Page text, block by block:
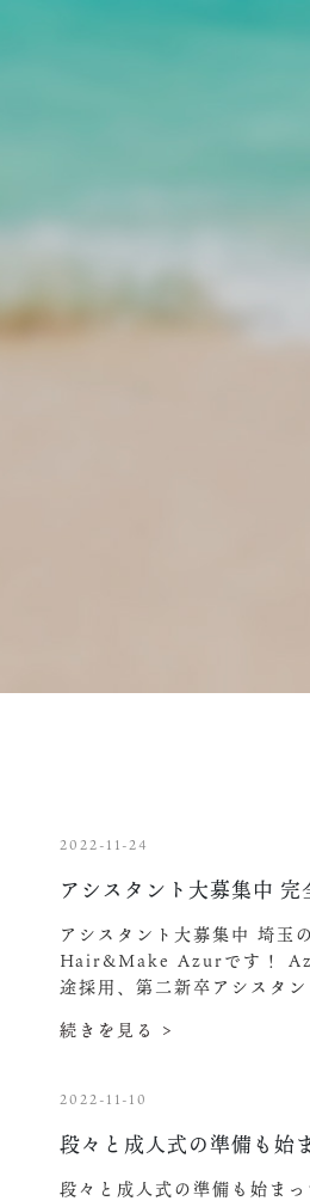
2022-11-24
アシスタント大募集中️
アシスタント大募集中️ 埼玉
Hair&Make Azurです！
途採用、第二新卒アシスタ
続きを見る >
2022-11-10
段々と成人式の準備も始
段々と成人式の準備も始ま